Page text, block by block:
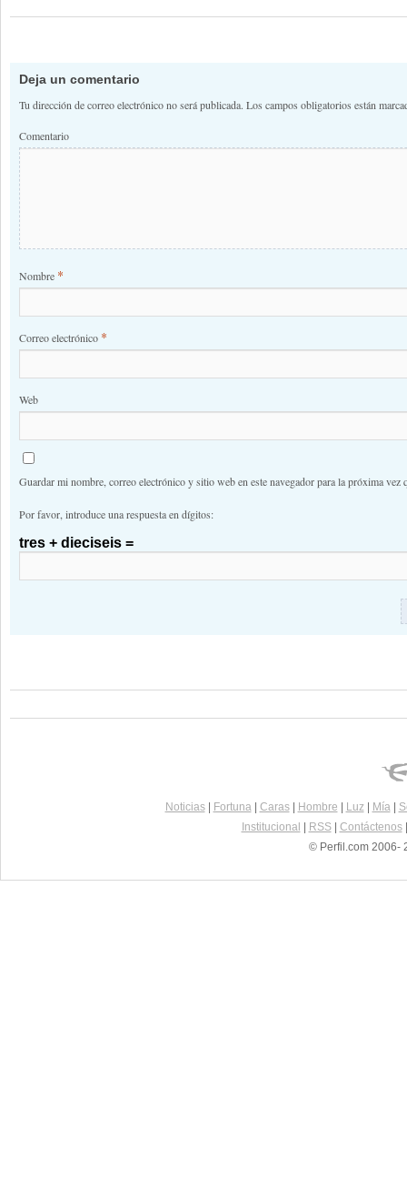
Deja un comentario
Tu dirección de correo electrónico no será publicada. Los campos obligatorios están
Comentario
Nombre *
Correo electrónico *
Web
Guardar mi nombre, correo electrónico y sitio web en este navegador para la próxima vez
Por favor, introduce una respuesta en dígitos:
tres + dieciseis =
Noticias| Fortuna| Caras| Hombre Luz| Mía|
Institucional
RSS| Contáctenos
© Perfil.com 2006-